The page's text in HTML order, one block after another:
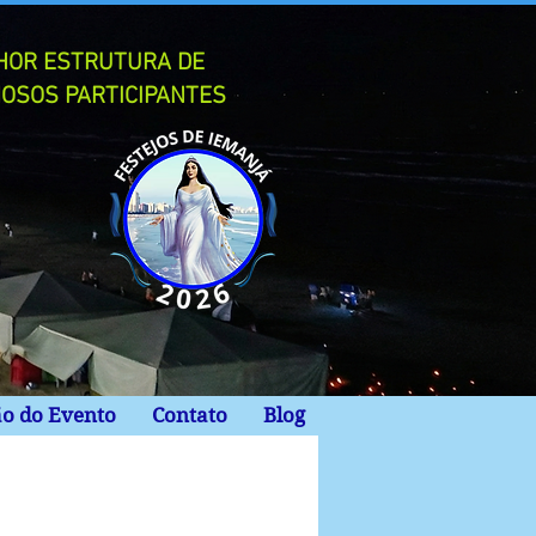
ESTRUTURA DE
PARTICIPANTES
do Evento Contato Blog